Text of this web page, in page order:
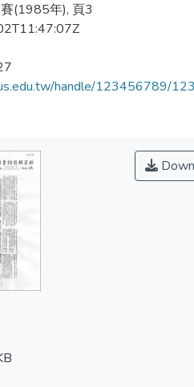
(1985年), 頁3
handle/123456789/